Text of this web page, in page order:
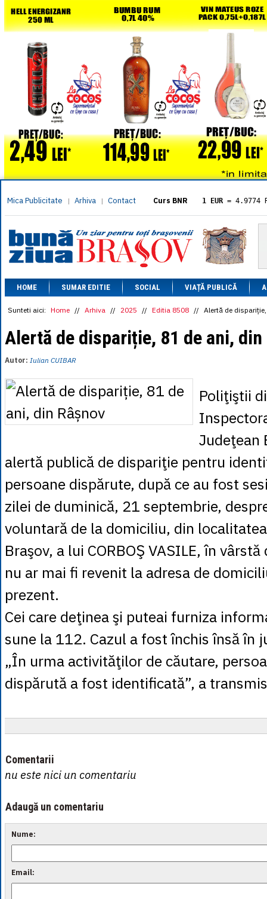
Mica Publicitate | Arhiva | Contact Curs BNR 1 EUR = 4.9774
= 5.8304
1 XAU= 464.4611
1 AED= 1.1933
1 AUD= 2.7957
1 BGN= 2.5449
1 CAD= 3.1559
1 CHF= 5.2813
1 CNY = 0.6015
= 0.6668
1 EGP
= 0.0860
1 MDL= 0.2538
= 0.2227
1 NOK= 0.4191
1 NZD= 2.6097
1 PLN = 1.1646
= 0.0425
1 RUB = 0.0530
1 SEK= 0.4526
1 TRY= 0.1141
1 UAH= 0.1048
1 XDR
= 5.9383
1 ZAR
= 0.2318
HOME SUMAR EDITIE SOCIAL VIAȚĂ PUBLICĂ
Sunteti aici: Home // Arhiva // 2025 // Editia 8508 // Alertă de
Alertă de dispariție, 81 de ani, din
Autor: Iulian CUIBAR
Poliţiştii
Judeţean
alertă publică de dispariţie pentru
persoane dispărute, după ce au fost
zilei de duminică, 21 septembrie,
voluntară de la domiciliu, din
Braşov, a lui CORBOŞ VASILE, în
nu ar mai fi revenit la adresa de
prezent.
Cei care deţinea şi puteai furniza
sune la 112. Cazul a fost închis însă în
„În urma activităţilor de căutare,
dispărută a fost identificată”, a
Comentarii
nu este nici un comentariu
Adaugă un comentariu
Nume:
Email: